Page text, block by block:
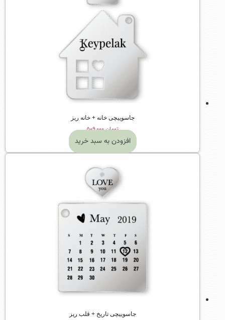
جاسوییچی خانه + خانه ریز
تومان۵۰۹,۰۰۰
افزودن به سبد خرید
جاسوییچی تاریخ + قلب ریز